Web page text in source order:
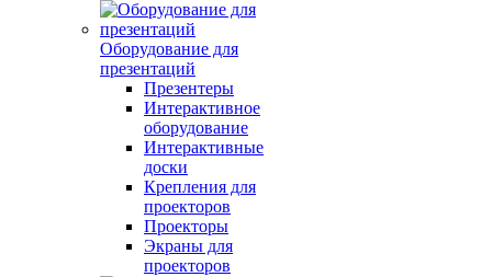
Оборудование для
презентаций
Презентеры
Интерактивное
оборудование
Интерактивные
доски
Крепления для
проекторов
Проекторы
Экраны для
проекторов